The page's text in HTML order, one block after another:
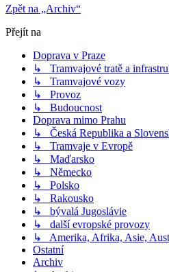
Zpět na „Archiv“
Přejít na
Doprava v Praze
↳ Tramvajové tratě a
↳ Tramvajové vozy
↳ Provoz
↳ Budoucnost
Doprava mimo Prahu
↳ Česká Republika a
↳ Tramvaje v Evropě
↳ Maďarsko
↳ Německo
↳ Polsko
↳ Rakousko
↳ bývalá Jugoslávie
↳ další evropské provozy
↳ Amerika, Afrika, Asie,
Ostatní
Archiv